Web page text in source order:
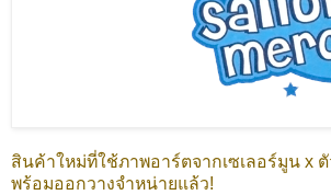
สินค้าใหม่ที่ใช้ภาพอาร์ตจากเซเลอร์มูน x
พร้อมออกวางจำหน่ายแล้ว!